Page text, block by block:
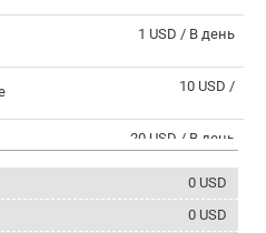
1 USD / В день
10 USD /
20 USD / В день
30 USD /
0 USD
0 USD